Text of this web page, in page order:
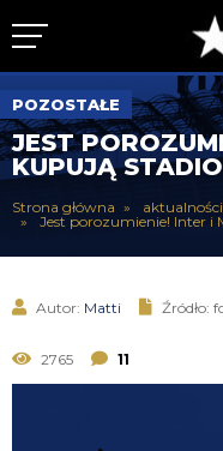
KLUB
DRUŻYNA
SERIE A
PUCHARY
DLA TIFOSICH
SERWIS
POZOSTAŁE
JEST
KUPUJĄ
Strona główna aktualności
Jest porozumienie! Inter i
Autor: Matti Źródło:
2765 11